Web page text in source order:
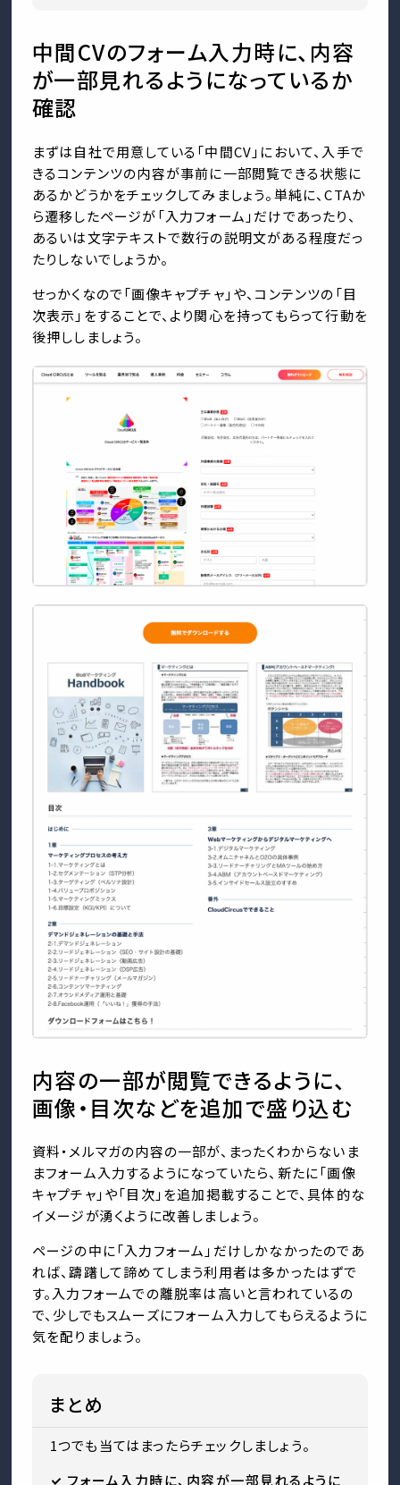
中間CVのフォーム入力時に、内容
が一部見れるようになっているか
確認
まずは自社で用意している「中間CV」において、入手で
きるコンテンツの内容が事前に一部閲覧できる状態に
あるかどうかをチェックしてみましょう。単純に、CTAか
ら遷移したページが「入力フォーム」だけであったり、
あるいは文字テキストで数行の説明文がある程度だっ
たりしないでしょうか。
せっかくなので「画像キャプチャ」や、コンテンツの「目
次表示」をすることで、より関心を持ってもらって行動を
後押ししましょう。
内容の一部が閲覧できるように、
画像・目次などを追加で盛り込む
資料・メルマガの内容の一部が、まったくわからないま
まフォーム入力するようになっていたら、新たに「画像
キャプチャ」や「目次」を追加掲載することで、具体的な
イメージが湧くように改善しましょう。
ページの中に「入力フォーム」だけしかなかったのであ
れば、躊躇して諦めてしまう利用者は多かったはずで
す。入力フォームでの離脱率は高いと言われているの
で、少しでもスムーズにフォーム入力してもらえるように
気を配りましょう。
まとめ
1つでも当てはまったらチェックしましょう。
フォーム入力時に、内容が一部見れるように